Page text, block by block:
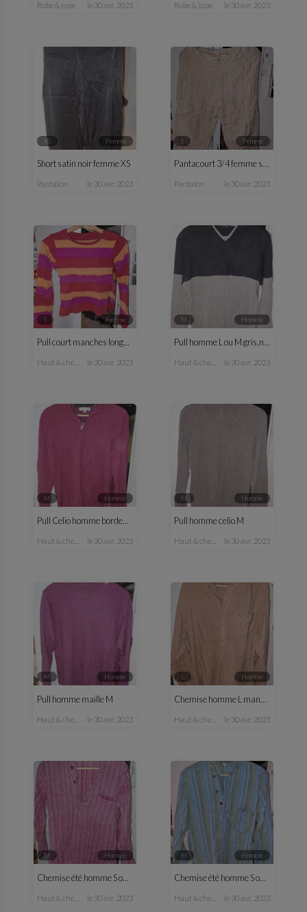
robe & jupe le 30 avr. 2023 robe & jupe le 30 avr. 2023
XS femme
Short satin noir femme XS
pantalon le 30 avr. 2023
S femme
Pantacourt 3/4 femme satin beige été
pantalon le 30 avr. 2023
S femme
Pull court manches longues fantaisie femme
haut & chemisier le 30 avr. 2023
M homme
Pull homme L ou M gris,noir
haut & chemise le 30 avr. 2023
M homme
Pull Celio homme bordeaux M
haut & chemise le 30 avr. 2023
M homme
Pull homme celio M
haut & chemise le 30 avr. 2023
M homme
Pull homme maille M
haut & chemise le 30 avr. 2023
L homme
Chemise homme L manches longues
haut & chemise le 30 avr. 2023
M homme
Chemise été homme S ou M rose
haut & chemise le 30 avr. 2023
M homme
Chemise été homme S ou M bleu vert
haut & chemise le 30 avr. 2023